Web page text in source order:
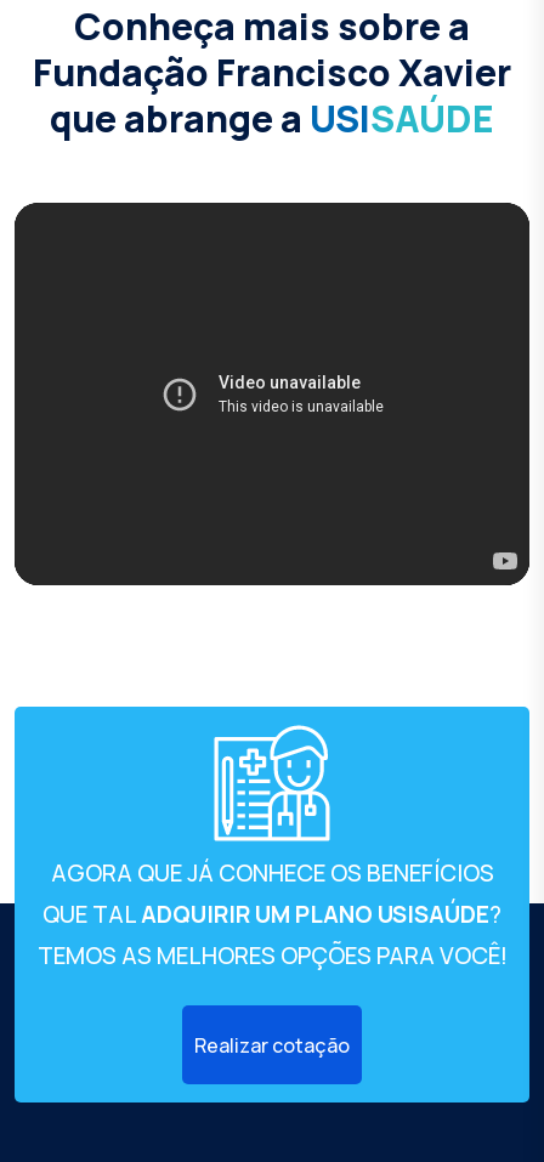
Conheça mais sobre a
Fundação Francisco Xavier
que abrange a USISAÚDE
AGORA QUE JÁ CONHECE OS BENEFÍCIOS
QUE TALADQUIRIR UM PLANO USISAÚDE?
TEMOS AS MELHORES OPÇÕES PARA VOCÊ!
Realizar cotação